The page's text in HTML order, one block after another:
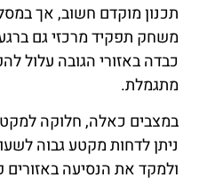
תכנון מוקדם חשוב, אך
משחק תפקיד מרכזי גם
כבדה באזורי הגובה עלול
מתגמלת.
במצבים כאלה, חלוקה
ניתן לדחות מקטע גבוה
ולמקד את הנסיעה באזורים